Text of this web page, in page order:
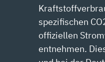
spezifischen
offiziellen
entnehmen.